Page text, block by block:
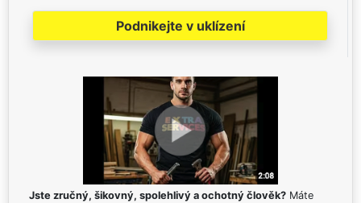
Podnikejte v uklízení
Jste zručný, šikovný, spolehlivý a ochotný člověk? Máte